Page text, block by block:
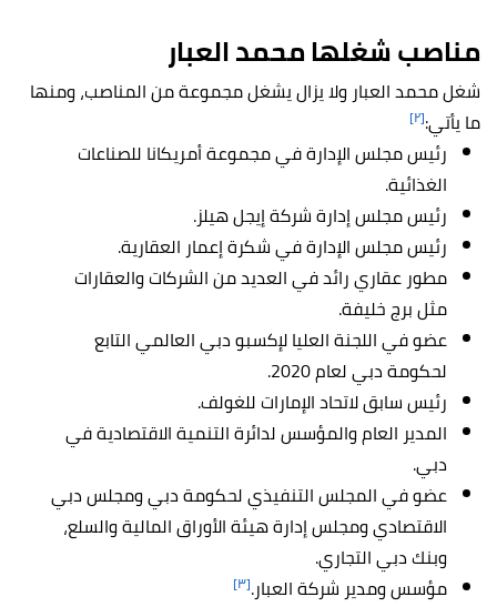
مناصب شغلها محمد العبار
شغل محمد العبار ولا يزال يشغل مجموعة من المناصب، ومنها
ما يأتي:[٢]
رئيس مجلس الإدارة في مجموعة أمريكانا للصناعات
الغذائية.
رئيس مجلس إدارة شركة إيجل هيلز.
رئيس مجلس الإدارة في شكرة إعمار العقارية.
مطور عقاري رائد في العديد من الشركات والعقارات
مثل برج خليفة.
عضو في اللجنة العليا لإكسبو دبي العالمي التابع
لحكومة دبي لعام 2020.
رئيس سابق لاتحاد الإمارات للغولف.
المدير العام والمؤسس لدائرة التنمية الاقتصادية في
دبي.
عضو في المجلس التنفيذي لحكومة دبي ومجلس دبي
الاقتصادي ومجلس إدارة هيئة الأوراق المالية والسلع،
وبنك دبي التجاري.
مؤسس ومدير شركة العبار.[٣]